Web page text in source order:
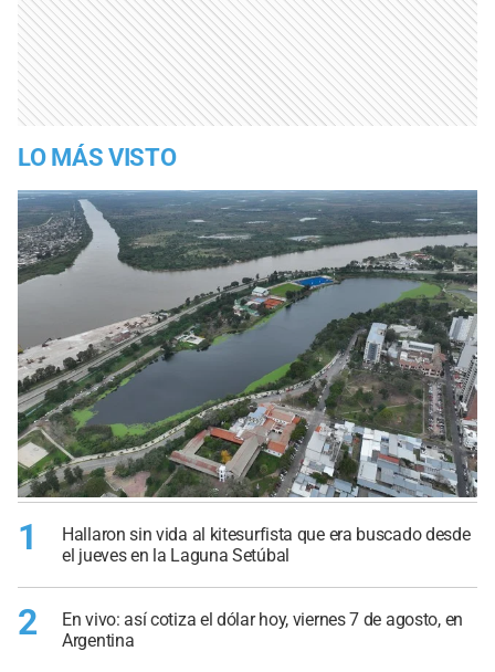
LO MÁS VISTO
1
Hallaron sin vida al kitesurfista que era buscado desde
el jueves en la Laguna Setúbal
2
En vivo: así cotiza el dólar hoy, viernes 7 de agosto, en
Argentina